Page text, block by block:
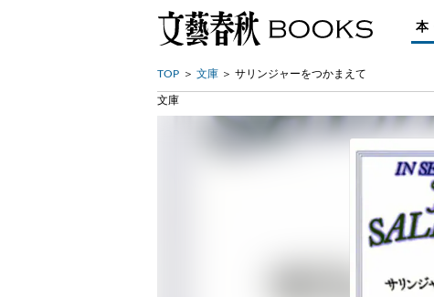
本
TOP 文庫 サリンジャーをつかまえて
文庫